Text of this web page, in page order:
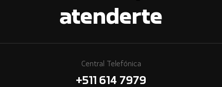
atenderte
Central Telefónica
+511 614 7979